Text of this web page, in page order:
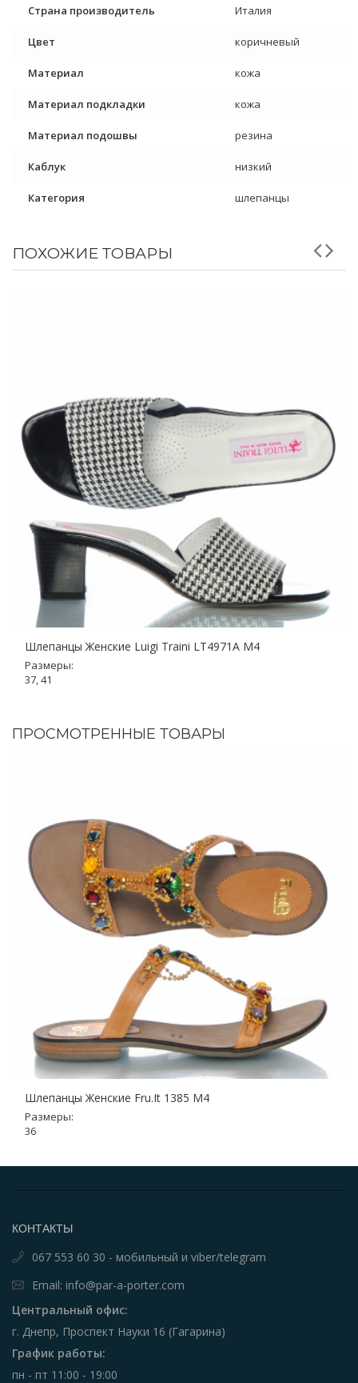
Страна производитель Италия
Цвет коричневый
Материал кожа
Материал подкладки кожа
Материал подошвы резина
Каблук низкий
Категория шлепанцы
ПОХОЖИЕ ТОВАРЫ
Шлепанцы Женские Luigi Traini LT4971A M4
Размеры:
37, 41
ПРОСМОТРЕННЫЕ ТОВАРЫ
Шлепанцы Женские Fru.It 1385 M4
Размеры:
36
КОНТАКТЫ
067 553 60 30 - мобильный и viber/telegram
Email: info@par-a-porter.com
Центральный офис:
г. Днепр, Проспект Науки 16 (Гагарина)
График работы:
пн - пт 11:00 - 19:00